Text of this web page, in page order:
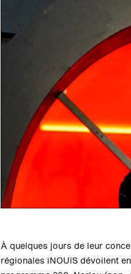
À quelques jours de leur
régionales iNOUïS dévoilent